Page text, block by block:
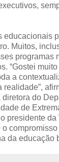
educacionais
Muitos,
programas
“Gostei
a
do
de
presidente
da educação